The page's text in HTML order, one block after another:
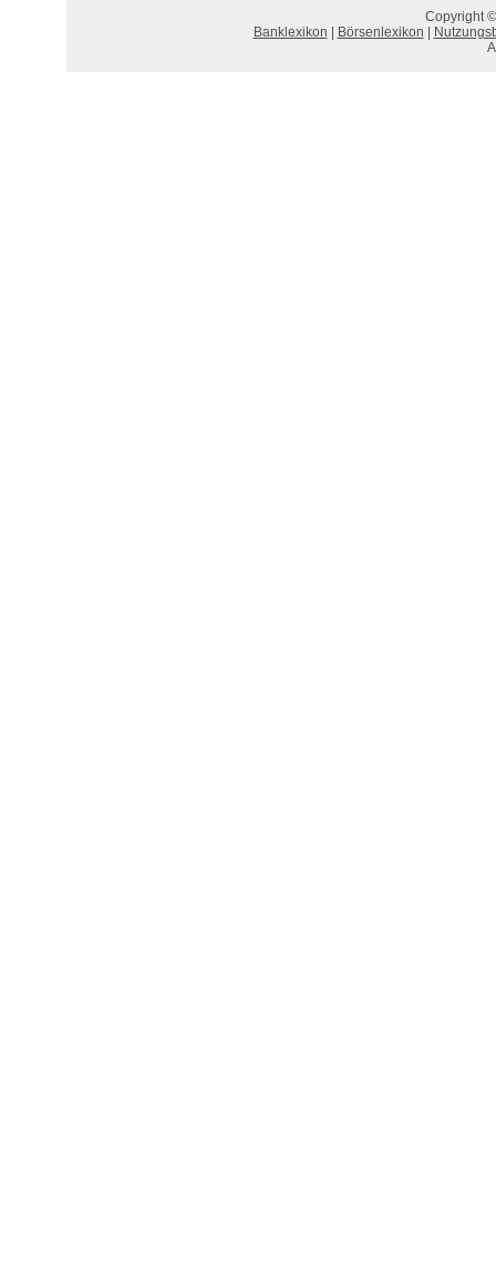
Copyright
Banklexikon
Börsenlexikon